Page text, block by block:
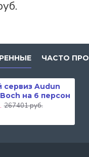
ЧАСТО
сервиз Audun
на 6 персон
267401 руб.